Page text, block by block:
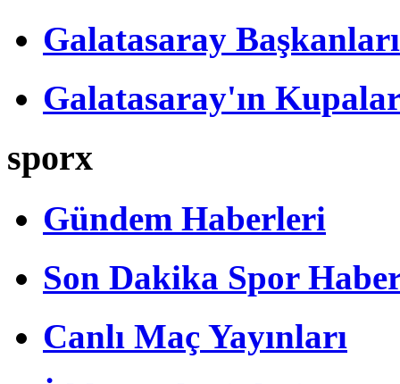
Galatasaray Başkanları
Galatasaray'ın
sporx
Gündem Haberleri
Son Dakika Spor
Canlı Maç Yayınları